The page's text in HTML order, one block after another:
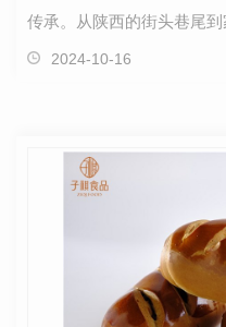
传承。从陕西的街头巷尾
于人们的生活之中，成为
2024-10-16